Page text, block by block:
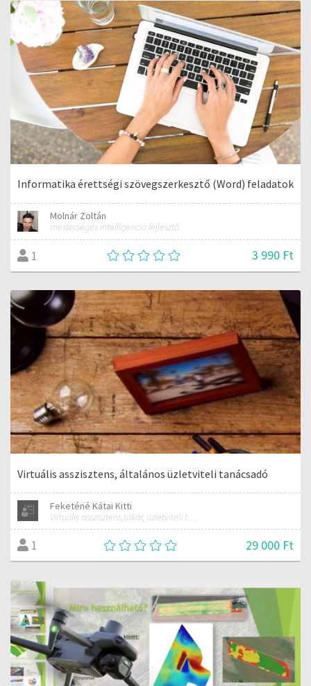
Informatika érettségi szövegszerkesztő (Word) feladatok
Molnár Zoltán
mesterséges intelligencia fejlesztő
1 3 990 Ft
Virtuális asszisztens, általános üzletviteli tanácsadó
Feketéné Kátai Kitti
1 29 000 Ft